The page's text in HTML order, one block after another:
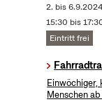
2. bis6.9.2024
15:30 bis
Eintritt frei
Menschen